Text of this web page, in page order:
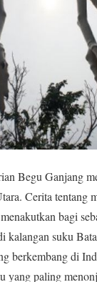
Begu Ganjang
Cerita tentang
bagi
kalangan suku
berkembang di
yang paling